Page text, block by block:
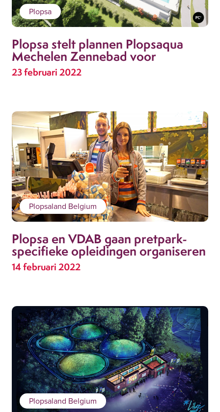
Plopsa
Plopsa stelt plannen Plopsaqua
Mechelen Zennebad voor
23 februari 2022
Plopsaland Belgium
Plopsa en VDAB gaan pretpark-
specifieke opleidingen organiseren
14 februari 2022
Plopsaland Belgium